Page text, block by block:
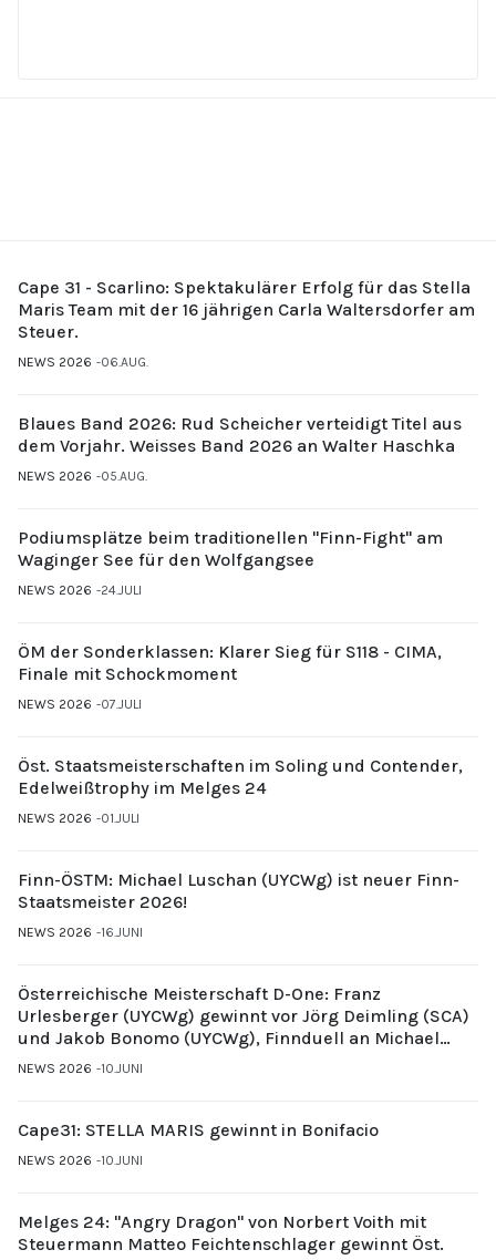
Cape 31 - Scarlino: Spektakulärer Erfolg für das Stella
Maris Team mit der 16 jährigen Carla Waltersdorfer am
Steuer.
NEWS 2026 06.AUG.
Blaues Band 2026: Rud Scheicher verteidigt Titel aus
dem Vorjahr. Weisses Band 2026 an Walter Haschka
NEWS 2026 05.AUG.
Podiumsplätze beim traditionellen "Finn-Fight" am
Waginger See für den Wolfgangsee
NEWS 2026 24.JULI
ÖM der Sonderklassen: Klarer Sieg für S118 - CIMA,
Finale mit Schockmoment
NEWS 2026 07.JULI
Öst. Staatsmeisterschaften im Soling und Contender,
Edelweißtrophy im Melges 24
NEWS 2026 01.JULI
Finn-ÖSTM: Michael Luschan (UYCWg) ist neuer Finn-
Staatsmeister 2026!
NEWS 2026 16.JUNI
Österreichische Meisterschaft D-One: Franz
Urlesberger (UYCWg) gewinnt vor Jörg Deimling (SCA)
und Jakob Bonomo (UYCWg), Finnduell an Michael
Gubi (UYCMo)
NEWS 2026 10.JUNI
Cape31: STELLA MARIS gewinnt in Bonifacio
NEWS 2026 10.JUNI
Melges 24: "Angry Dragon" von Norbert Voith mit
Steuermann Matteo Feichtenschlager gewinnt Öst.